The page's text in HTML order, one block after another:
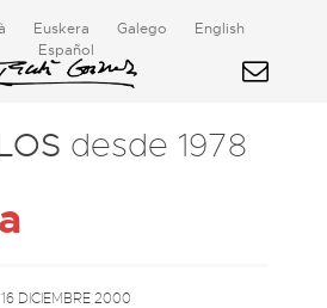
Euskera Galego
English
Español
desde 1978
16 DICIEMBRE 2000